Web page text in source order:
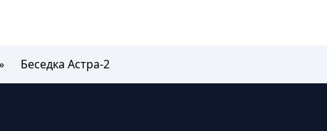
Беседка Астра-2